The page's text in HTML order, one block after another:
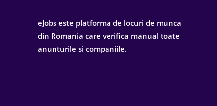
eJobs este platforma de locuri de munca
din Romania care verifica manual toate
anunturile si companiile.